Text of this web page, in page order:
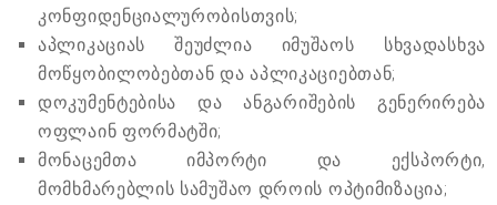
კონფიდენციალურობისთვის;
აპლიკაციას შეუძლია იმუშაოს სხვადასხვა
მოწყობილობებთან და აპლიკაციებთან;
დოკუმენტებისა და ანგარიშების გენერირება
ოფლაინ ფორმატში;
მონაცემთა იმპორტი და ექსპორტი,
მომხმარებლის სამუშაო დროის ოპტიმიზაცია;